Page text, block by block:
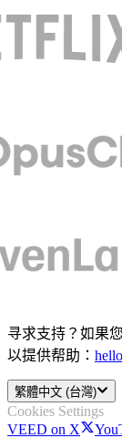
寻求支持？如果
以提供帮助：
繁體中文 (台灣)
Cookies Settings
VEED on X